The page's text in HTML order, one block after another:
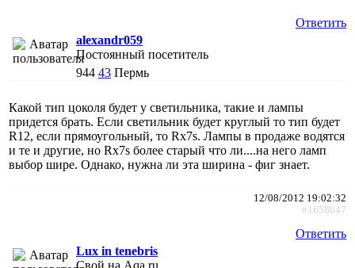
Ответить
alexandr059
Постоянный посетитель
944 43 Пермь
Какой тип цоколя будет у светильника, такие и лампы
придется брать. Если светильник будет круглый то тип будет
R12, если прямоугольный, то Rx7s. Лампы в продаже водятся
и те и другие, но Rx7s более старый что ли....на него ламп
выбор шире. Однако, нужна ли эта ширина - фиг знает.
12/08/2012 19:02:32
#1658647
Ответить
Lux in tenebris
Свой на Aqa.ru